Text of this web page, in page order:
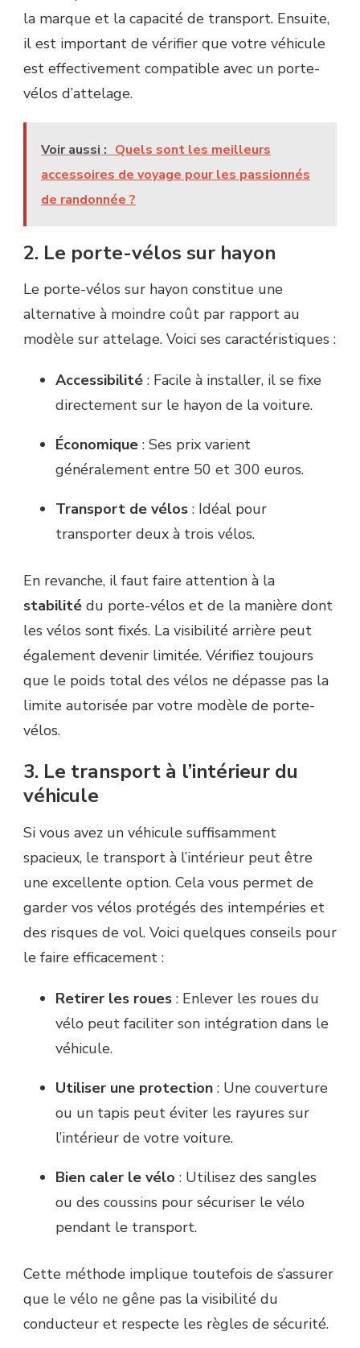
la marque et la capacité de transport. Ensuite,
il est important de vérifier que votre véhicule
est effectivement compatible avec un porte-
vélos d’attelage.
Voir aussi : Quels sont les meilleurs
accessoires de voyage pour les passionnés
de randonnée ?
2. Le porte-vélos sur hayon
Le porte-vélos sur hayon constitue une
alternative à moindre coût par rapport au
modèle sur attelage. Voici ses caractéristiques :
Accessibilité : Facile à installer, il se fixe
directement sur le hayon de la voiture.
Économique : Ses prix varient
généralement entre 50 et 300 euros.
Transport de vélos : Idéal pour
transporter deux à trois vélos.
En revanche, il faut faire attention à la
stabilité du porte-vélos et de la manière dont
les vélos sont fixés. La visibilité arrière peut
également devenir limitée. Vérifiez toujours
que le poids total des vélos ne dépasse pas la
limite autorisée par votre modèle de porte-
vélos.
3. Le transport à l’intérieur du
véhicule
Si vous avez un véhicule suffisamment
spacieux, le transport à l’intérieur peut être
une excellente option. Cela vous permet de
garder vos vélos protégés des intempéries et
des risques de vol. Voici quelques conseils pour
le faire efficacement :
Retirer les roues : Enlever les roues du
vélo peut faciliter son intégration dans le
véhicule.
Utiliser une protection : Une couverture
ou un tapis peut éviter les rayures sur
l’intérieur de votre voiture.
Bien caler le vélo : Utilisez des sangles
ou des coussins pour sécuriser le vélo
pendant le transport.
Cette méthode implique toutefois de s’assurer
que le vélo ne gêne pas la visibilité du
conducteur et respecte les règles de sécurité.